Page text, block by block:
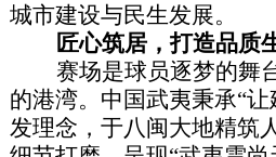
城市建设与民生发展。
匠心筑居，打造品质
赛场是球员逐梦的舞
的港湾。中国武夷秉承“
发理念，于八闽大地精筑